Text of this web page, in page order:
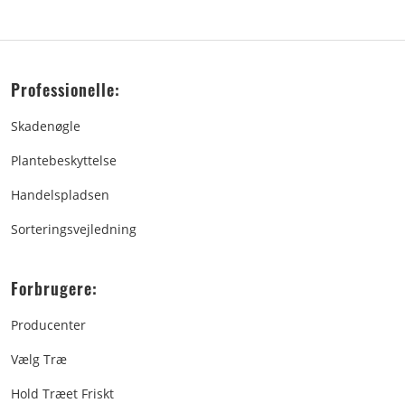
Professionelle:
Skadenøgle
Plantebeskyttelse
Handelspladsen
Sorteringsvejledning
Forbrugere:
Producenter
Vælg Træ
Hold Træet Friskt